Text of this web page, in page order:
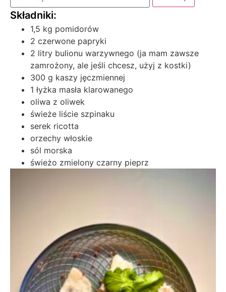
1,5 kg pomidorów
2 czerwone papryki
2 litry bulionu warzywnego (ja mam zawsze
zamrożony, ale jeśli chcesz, użyj z kostki)
300 g kaszy jęczmiennej
1 łyżka masła klarowanego
oliwa z oliwek
świeże liście szpinaku
serek ricotta
orzechy włoskie
sól morska
świeżo zmielony czarny pieprz